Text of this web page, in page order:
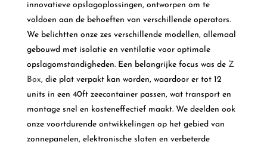
innovatieve opslagoplossingen, ontworpen om te
voldoen aan de behoeften van verschillende operators.
We belichtten onze zes verschillende modellen, allemaal
gebouwd met isolatie en ventilatie voor optimale
opslagomstandigheden. Een belangrijke focus was de Z
Box, die plat verpakt kan worden, waardoor er tot 12
units in een 40ft zeecontainer passen, wat transport en
montage snel en kosteneffectief maakt. We deelden ook
onze voortdurende ontwikkelingen op het gebied van
zonnepanelen, elektronische sloten en verbeterde